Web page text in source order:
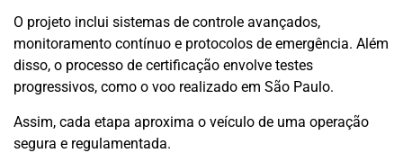
O projeto inclui sistemas de controle avançados,
monitoramento contínuo e protocolos de emergência. Além
disso, o processo de certificação envolve testes
progressivos, como o voo realizado em São Paulo.
Assim, cada etapa aproxima o veículo de uma operação
segura e regulamentada.